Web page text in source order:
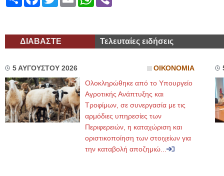
ΔΙΑΒΑΣΤΕ Τελευταίες ειδήσεις
5 ΑΥΓΟΥΣΤΟΥ 2026 ΟΙΚΟΝΟΜΙΑ
Ολοκληρώθηκε από το Υπουργείο
Αγροτικής Ανάπτυξης και
Τροφίμων, σε συνεργασία με τις
αρμόδιες υπηρεσίες των
Περιφερειών, η καταχώριση και
οριστικοποίηση των στοιχείων για
την καταβολή αποζημιώ...